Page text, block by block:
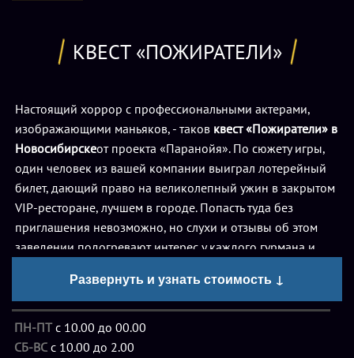
КВЕСТ «ПОЖИРАТЕЛИ»
Настоящий хоррор с профессиональными актерами,
изображающими маньяков, - таков квест «Пожиратели» в
Новосибирскеот проекта «Паранойя». По сюжету игры,
один человек из вашей компании выиграл лотерейный
билет, дающий право на великолепный ужин в закрытом
VIP-ресторане, лучшем в городе. Попасть туда без
приглашения невозможно, но слухи и отзывы об этом
заведении подогревают интерес у каждого гурмана и
Вам несказанно повезло, и, собрав лучших друзей, вы
отправляетесь на ужин в этот элитный ресторан. Вас
встречают вежливые вымуштрованные официанты,
Развернуть и узнать стоимость ↓
ПН-ПТс 10.00 до 00.00
СБ-ВС с 10.00 до 2.00